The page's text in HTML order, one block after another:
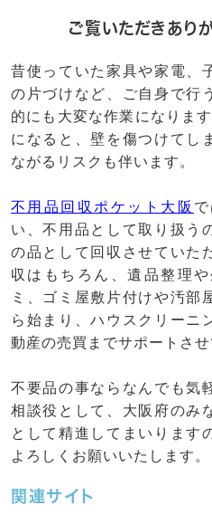
ご覧いただきあり
昔使っていた家具や家電、
の片づけなど、ご自身で行
的にも大変な作業になりま
になると、壁を傷つけてし
ながるリスクも伴います。
不用品回収ポケット大阪
い、不用品として取り扱う
の品として回収させていた
収はもちろん、遺品整理
ミ、ゴミ屋敷片付けや汚部
ら始まり、ハウスクリーニ
動産の売買までサポートさせ
不要品の事ならなんでも気
相談役として、大阪府のみ
として精進してまいります
よろしくお願いいたします。
関連サイト